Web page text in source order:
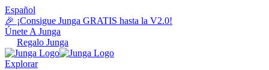
Español
🎉 ¡Consigue Junga GRATIS hasta la V2.0!
Únete A Junga
Regalo Junga
Explorar